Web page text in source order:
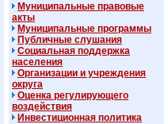
Муниципальные правовые
акты
Муниципальные программы
Публичные слушания
Социальная поддержка
населения
Организации и учреждения
округа
Оценка регулирующего
воздействия
Инвестиционная политика